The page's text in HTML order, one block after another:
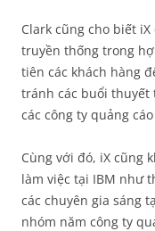
Clark cũng cho biết
truyền thống trong
tiên các khách hàng
tránh các buổi
các công ty quảng
Cùng với đó, iX cũng
làm việc tại IBM như
các chuyên gia sáng
nhóm năm công ty